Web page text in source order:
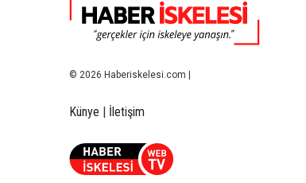
© 2026 Haberiskelesi.com |
Künye | İletişim